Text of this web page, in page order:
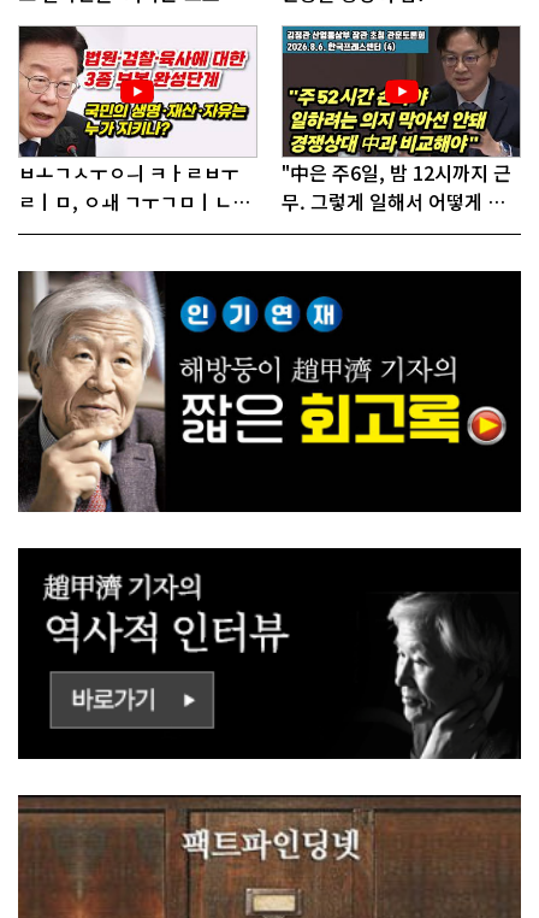
어!"
ㅂㅗㄱㅅㅜㅇㅢ ㅋㅏㄹㅂㅜ
ㄹㅣㅁ, ㅇㅙ ㄱㅜㄱㅁㅣㄴㄷ
ㅡㄹㅇㅣ ㄷㅏㅇㅎㅐㅇㅑ ㅎ
"中은 주6일, 밤 12시까지 근
무. 그렇게 일해서 어떻게 경
쟁하냐 반문하더라"